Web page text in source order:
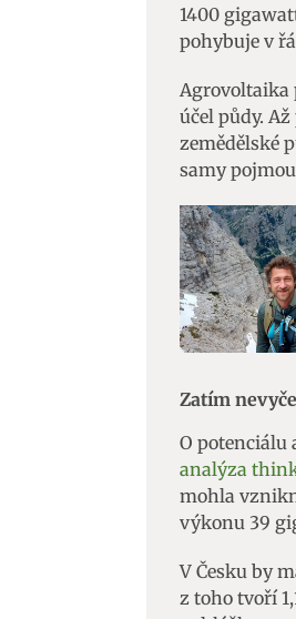
1400
pohybuje v
Agrovoltaika
účel půdy.
zemědělské
samy
Zatím
O potenciálu
analýza
mohla
výkonu 39
V Česku by
z toho tvoří